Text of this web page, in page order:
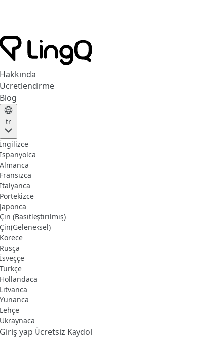
Hakkında
Ücretlendirme
Blog
tr
İngilizce
İspanyolca
Almanca
Fransızca
İtalyanca
Portekizce
Japonca
Çin (Basitleştirilmiş)
Çin(Geleneksel)
Korece
Rusça
İsveççe
Türkçe
Hollandaca
Litvanca
Yunanca
Lehçe
Ukraynaca
Giriş yap Ücretsiz Kaydol